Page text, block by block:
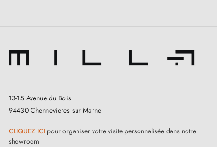
13-15 Avenue du Bois
94430 Chennevieres sur Marne
CLIQUEZ ICI pour organiser votre visite personnalisée dans notre
showroom